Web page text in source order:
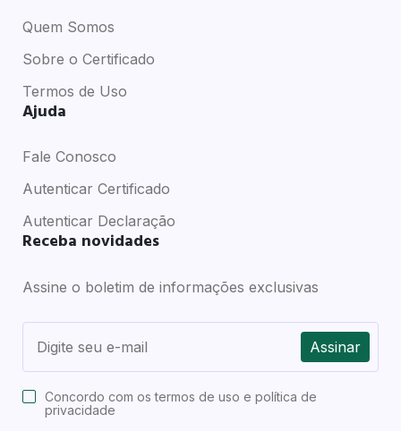
Quem Somos
Sobre o Certificado
Termos de Uso
Ajuda
Fale Conosco
Autenticar Certificado
Autenticar Declaração
Receba novidades
Assine o boletim de informações exclusivas
Assinar
Concordo com ostermos de uso e política de
privacidade